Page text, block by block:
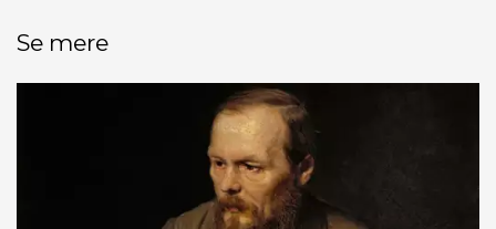
Se mere